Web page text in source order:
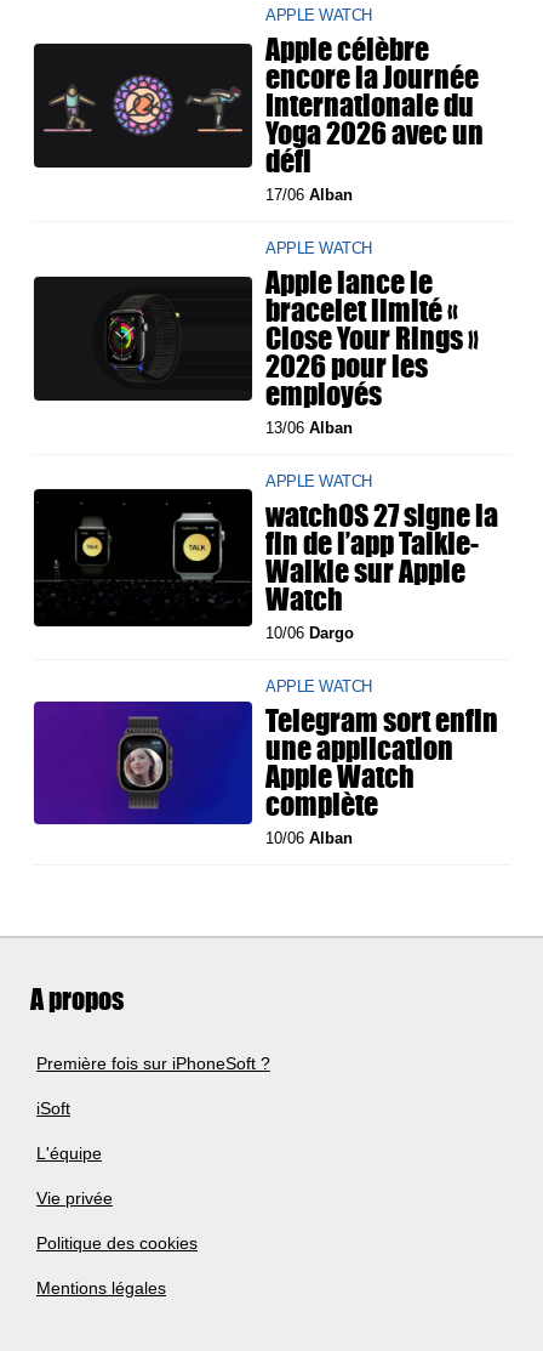
APPLE WATCH
Apple célèbre
encore la Journée
Internationale du
Yoga 2026 avec un
défi
17/06Alban
APPLE WATCH
Apple lance le
bracelet limité «
Close Your Rings »
2026 pour les
employés
13/06Alban
APPLE WATCH
watchOS 27 signe la
fin de l’app Talkie-
Walkie sur Apple
Watch
10/06 Dargo
APPLE WATCH
Telegram sort enfin
une application
Apple Watch
complète
10/06Alban
A propos
Première fois sur iPhoneSoft ?
iSoft
L'équipe
Vie privée
Politique des cookies
Mentions légales